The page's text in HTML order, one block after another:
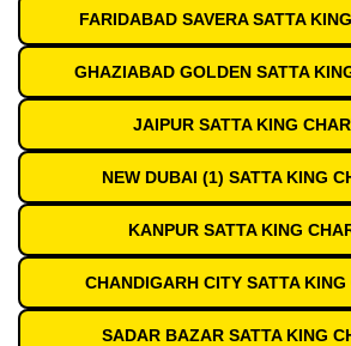
FARIDABAD SAVERA SATTA
GHAZIABAD GOLDEN SATTA
JAIPUR SATTA KING
NEW DUBAI (1) SATTA KING
KANPUR SATTA KING
CHANDIGARH CITY SATTA
SADAR BAZAR SATTA KING